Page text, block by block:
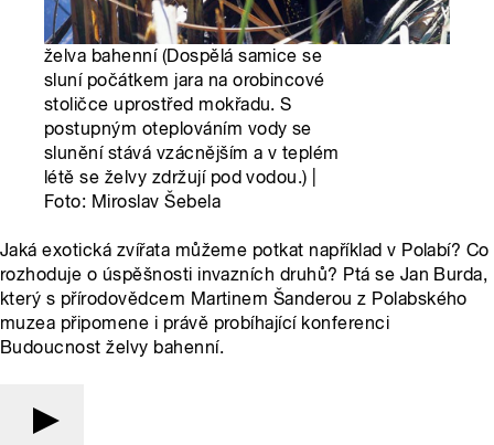
želva bahenní (Dospělá samice se
sluní počátkem jara na orobincové
stoličce uprostřed mokřadu. S
postupným oteplováním vody se
slunění stává vzácnějším a v teplém
létě se želvy zdržují pod vodou.) |
Foto: Miroslav Šebela
Jaká exotická zvířata můžeme potkat například v Polabí? Co
rozhoduje o úspěšnosti invazních druhů? Ptá se Jan Burda,
který s přírodovědcem Martinem Šanderou z Polabského
muzea připomene i právě probíhající konferenci
Budoucnost želvy bahenní.